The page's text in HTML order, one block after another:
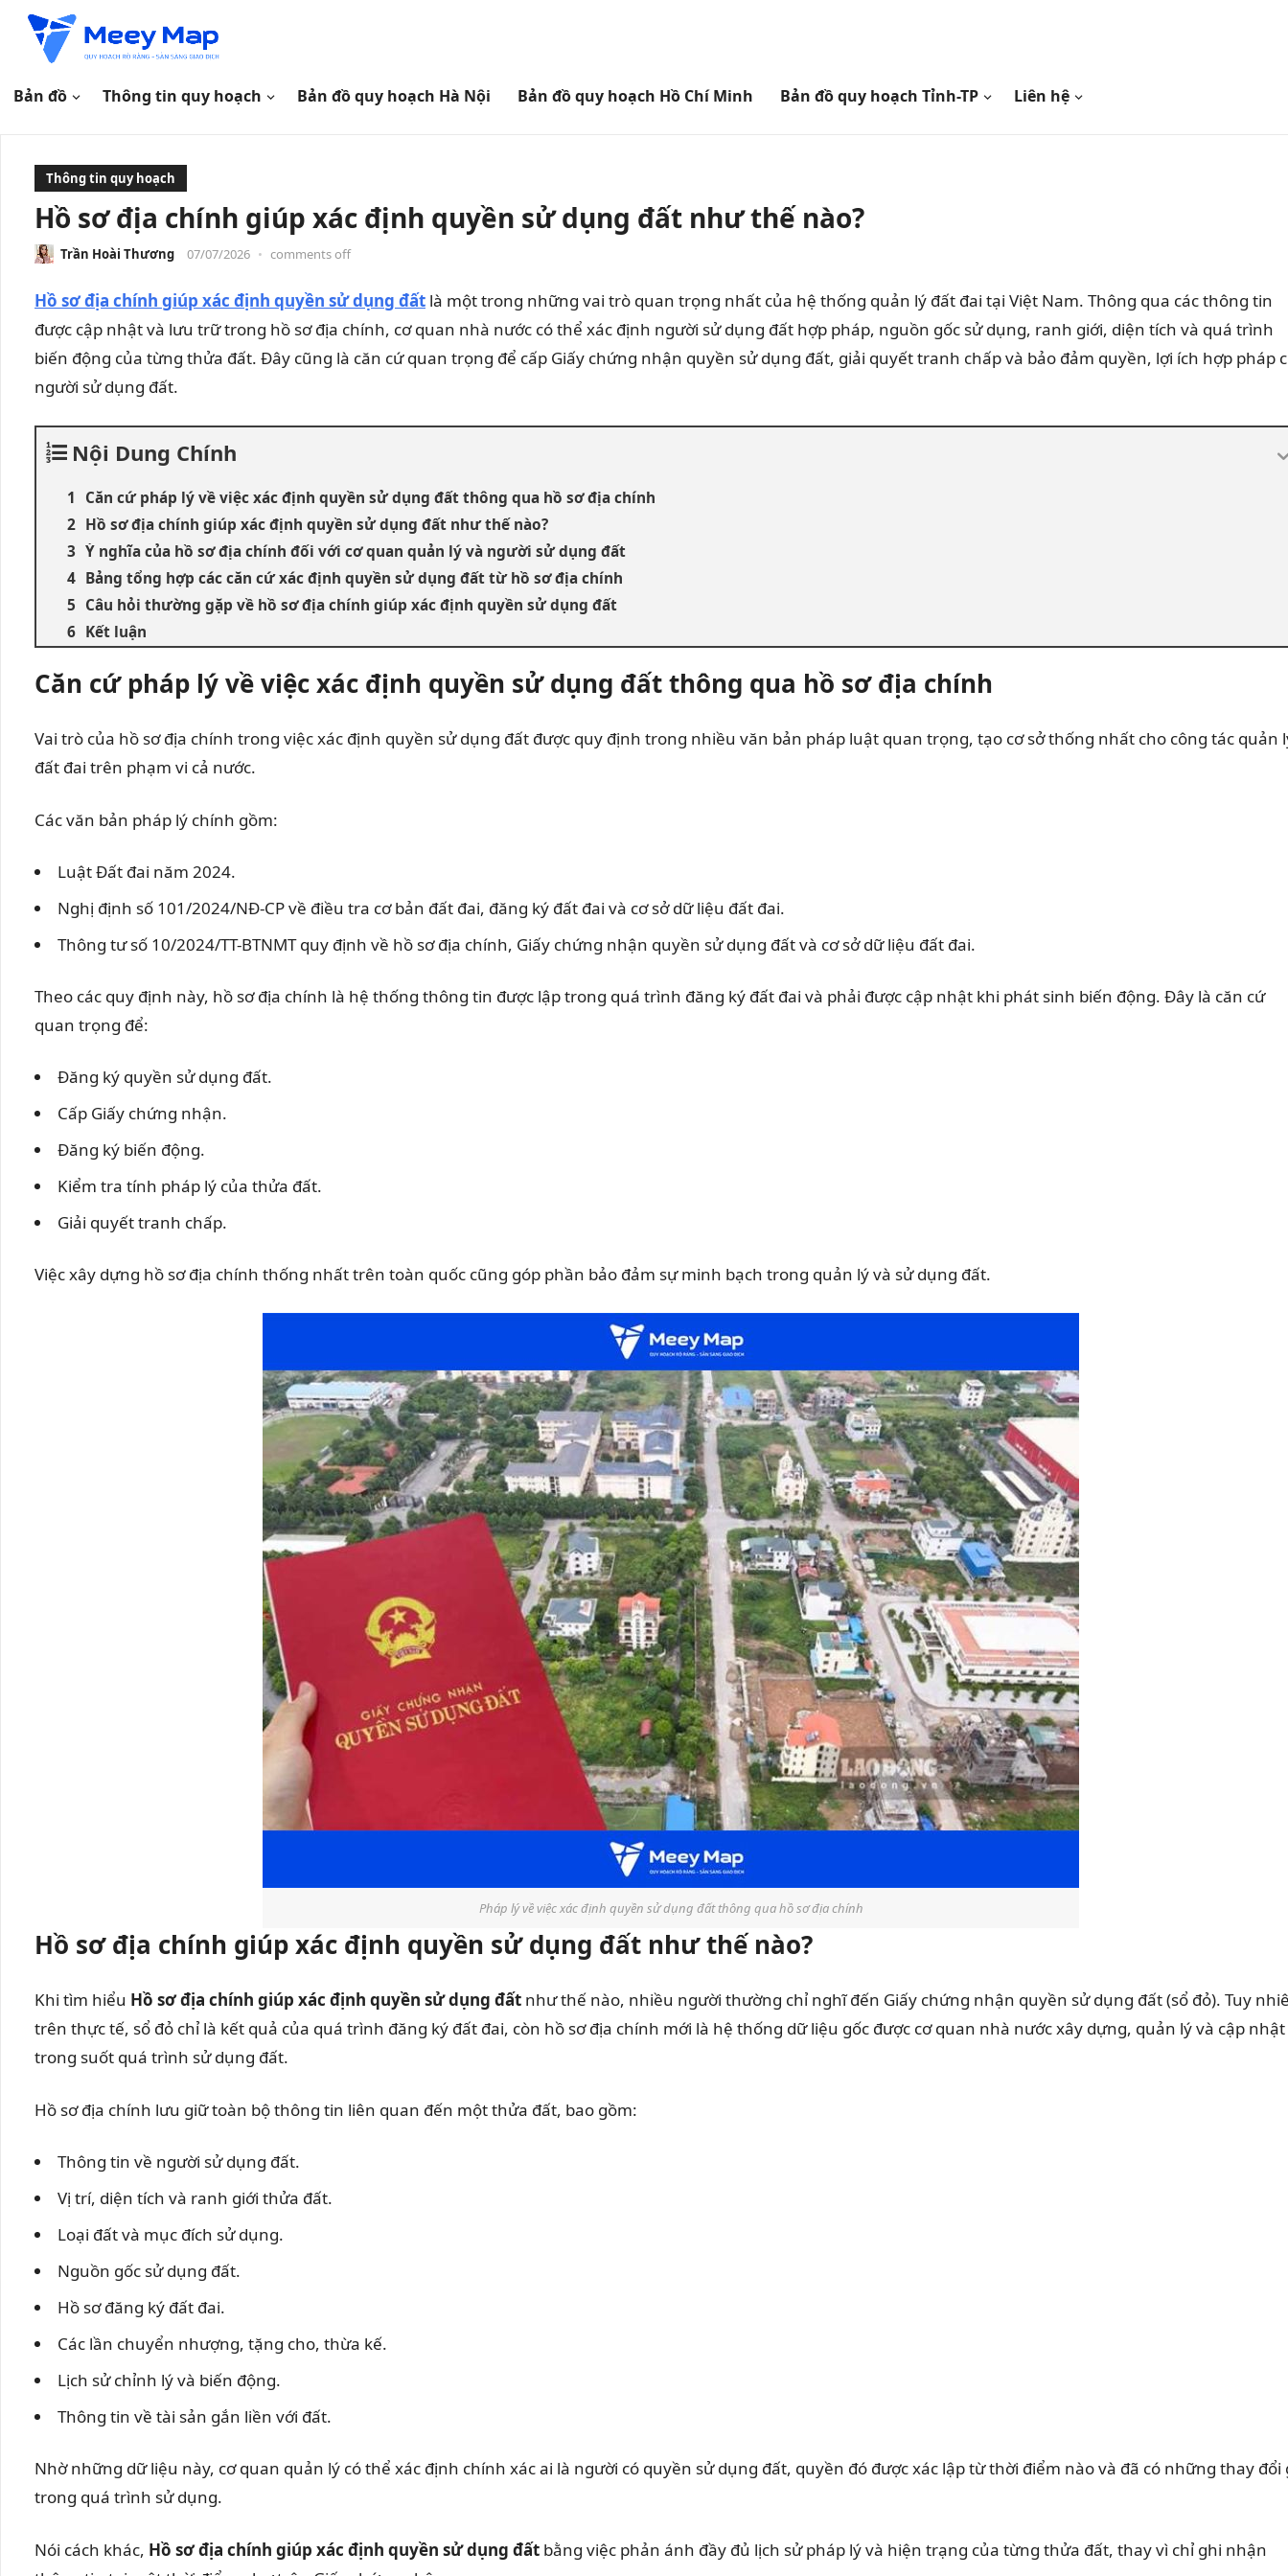
Bản đồ Thông tin quy hoạch Bản đồ quy hoạch Hà Nội Bản đồ quy hoạch Hồ Chí Minh Bản đồ quy hoạch Tỉnh-TP Liên hệ
Thông tin quy hoạch
Hồ sơ địa chính giúp xác định quyền sử dụng đất như thế nào?
Trần Hoài Thương 07/07/2026 • comments off
Hồ sơ địa chính giúp xác định quyền sử dụng đất là một trong những vai trò quan trọng nhất của hệ thống quản lý đất đai tại Việt Nam. Thông qua các thông tin
được cập nhật và lưu trữ trong hồ sơ địa chính, cơ quan nhà nước có thể xác định người sử dụng đất hợp pháp, nguồn gốc sử dụng, ranh giới, diện tích và quá trình
biến động của từng thửa đất. Đây cũng là căn cứ quan trọng để cấp Giấy chứng nhận quyền sử dụng đất, giải quyết tranh chấp và bảo đảm quyền, lợi ích hợp pháp
người sử dụng đất.
Nội Dung Chính
Căn cứ pháp lý về việc xác định quyền sử dụng đất thông qua hồ sơ địa chính
Hồ sơ địa chính giúp xác định quyền sử dụng đất như thế nào?
Ý nghĩa của hồ sơ địa chính đối với cơ quan quản lý và người sử dụng đất
Bảng tổng hợp các căn cứ xác định quyền sử dụng đất từ hồ sơ địa chính
Câu hỏi thường gặp về hồ sơ địa chính giúp xác định quyền sử dụng đất
Kết luận
Căn cứ pháp lý về việc xác định quyền sử dụng đất thông qua hồ sơ địa chính
Vai trò của hồ sơ địa chính trong việc xác định quyền sử dụng đất được quy định trong nhiều văn bản pháp luật quan trọng, tạo cơ sở thống nhất cho công tác quản
đất đai trên phạm vi cả nước.
Các văn bản pháp lý chính gồm:
Luật Đất đai năm 2024.
Nghị định số 101/2024/NĐ-CP về điều tra cơ bản đất đai, đăng ký đất đai và cơ sở dữ liệu đất đai.
Thông tư số 10/2024/TT-BTNMT quy định về hồ sơ địa chính, Giấy chứng nhận quyền sử dụng đất và cơ sở dữ liệu đất đai.
Theo các quy định này, hồ sơ địa chính là hệ thống thông tin được lập trong quá trình đăng ký đất đai và phải được cập nhật khi phát sinh biến động. Đây là căn cứ
quan trọng để:
Đăng ký quyền sử dụng đất.
Cấp Giấy chứng nhận.
Đăng ký biến động.
Kiểm tra tính pháp lý của thửa đất.
Giải quyết tranh chấp.
Việc xây dựng hồ sơ địa chính thống nhất trên toàn quốc cũng góp phần bảo đảm sự minh bạch trong quản lý và sử dụng đất.
Pháp lý về việc xác định quyền sử dụng đất thông qua hồ sơ địa chính
Hồ sơ địa chính giúp xác định quyền sử dụng đất như thế nào?
Khi tìm hiểu Hồ sơ địa chính giúp xác định quyền sử dụng đất như thế nào, nhiều người thường chỉ nghĩ đến Giấy chứng nhận quyền sử dụng đất (sổ đỏ). Tuy
trên thực tế, sổ đỏ chỉ là kết quả của quá trình đăng ký đất đai, còn hồ sơ địa chính mới là hệ thống dữ liệu gốc được cơ quan nhà nước xây dựng, quản lý và cập nhật
trong suốt quá trình sử dụng đất.
Hồ sơ địa chính lưu giữ toàn bộ thông tin liên quan đến một thửa đất, bao gồm:
Thông tin về người sử dụng đất.
Vị trí, diện tích và ranh giới thửa đất.
Loại đất và mục đích sử dụng.
Nguồn gốc sử dụng đất.
Hồ sơ đăng ký đất đai.
Các lần chuyển nhượng, tặng cho, thừa kế.
Lịch sử chỉnh lý và biến động.
Thông tin về tài sản gắn liền với đất.
Nhờ những dữ liệu này, cơ quan quản lý có thể xác định chính xác ai là người có quyền sử dụng đất, quyền đó được xác lập từ thời điểm nào và đã có những thay đổi
trong quá trình sử dụng.
Nói cách khác, Hồ sơ địa chính giúp xác định quyền sử dụng đất bằng việc phản ánh đầy đủ lịch sử pháp lý và hiện trạng của từng thửa đất, thay vì chỉ ghi nhận